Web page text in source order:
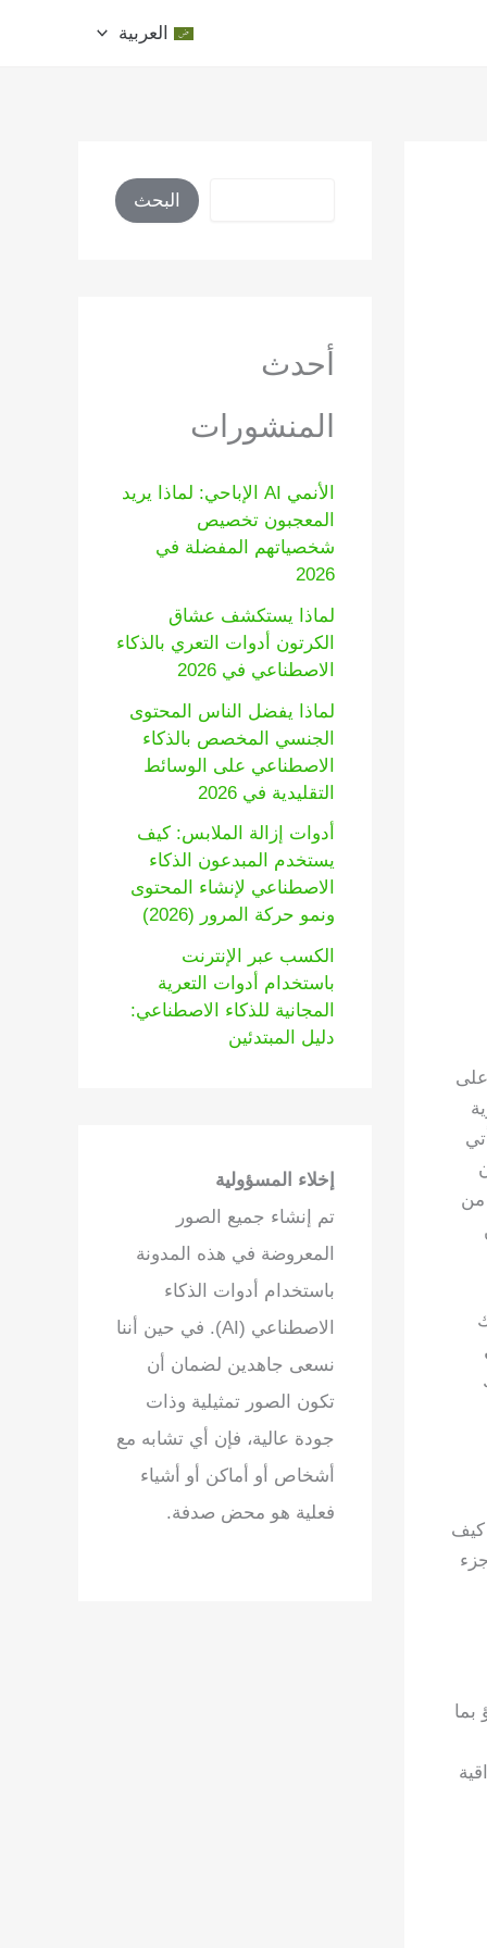
العربية
على
من
كيف
بما
البحث
أحدث
المنشورات
الأنمي AI الإباحي: لماذا يريد
المعجبون تخصيص
شخصياتهم المفضلة في
2026
لماذا يستكشف عشاق
الكرتون أدوات التعري بالذكاء
الاصطناعي في 2026
لماذا يفضل الناس المحتوى
الجنسي المخصص بالذكاء
الاصطناعي على الوسائط
التقليدية في 2026
أدوات إزالة الملابس: كيف
يستخدم المبدعون الذكاء
الاصطناعي لإنشاء المحتوى
ونمو حركة المرور (2026)
الكسب عبر الإنترنت
باستخدام أدوات التعرية
المجانية للذكاء الاصطناعي:
دليل المبتدئين
إخلاء المسؤولية
تم إنشاء جميع الصور
المعروضة في هذه المدونة
باستخدام أدوات الذكاء
الاصطناعي (AI). في حين أننا
نسعى جاهدين لضمان أن
تكون الصور تمثيلية وذات
جودة عالية، فإن أي تشابه مع
أشخاص أو أماكن أو أشياء
فعلية هو محض صدفة.